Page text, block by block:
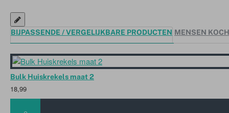
niet of lastig bereikt worden.
Deze lamp is eigenlijk de enige terrariumverlichting die
deze waarde bereikt (Afhankelijk van de afstand) en
daarbij een natuurgetrouw spectrum vertoont.
Op die manier houdt u het zo natuurlijk mogelijk voor uw
reptiel. De UVB & UVA straling komen overeen met de
natuurlijke omstandigheden van uw reptiel.
Door de speciale behuizing met efficiente reflector en
BIJPASSENDE / VERGELIJKBARE PRODUCTEN MENSEN
Bulk Huiskrekels maat 2
18,99